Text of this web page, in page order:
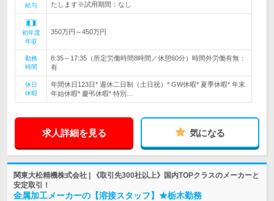
給与
たします※試用期間：なし
初年度
年収
350万円～450万円
勤務
時間
8:35～17:35（所定労働時間8時間／休憩60分）時間外労働有無：
有
休日
休暇
年間休日123日* 週休二日制（土日祝）* GW休暇* 夏季休暇* 年末
年始休暇* 慶弔休暇* 特別…
求人詳細を見る 気になる
関東大松精機株式会社 | 《取引先300社以上》国内TOPクラスのメーカーと
安定取引！
金属加工メーカーの【溶接スタッフ】★栃木勤務